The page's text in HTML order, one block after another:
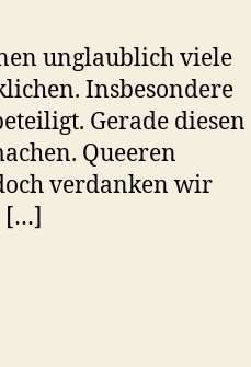
unglaublich viele
Insbesondere
Gerade diesen
Queeren
verdanken wir
[…]